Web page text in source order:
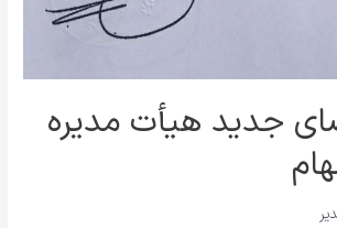
جدید هیأت مدیره